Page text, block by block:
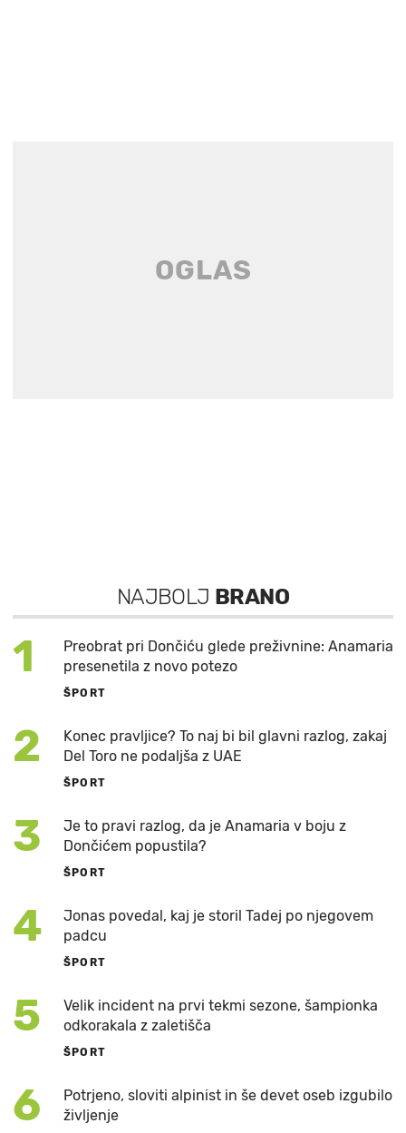
NAJBOLJ BRANO
1
Preobrat pri Dončiću glede preživnine: Anamaria
presenetila z novo potezo
ŠPORT
2
Konec pravljice? To naj bi bil glavni razlog, zakaj
Del Toro ne podaljša z UAE
ŠPORT
3
Je to pravi razlog, da je Anamaria v boju z
Dončićem popustila?
ŠPORT
4
Jonas povedal, kaj je storil Tadej po njegovem
padcu
ŠPORT
5
Velik incident na prvi tekmi sezone, šampionka
odkorakala z zaletišča
ŠPORT
6
Potrjeno, sloviti alpinist in še devet oseb izgubilo
življenje